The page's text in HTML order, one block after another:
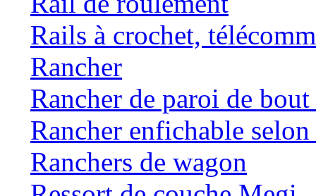
Rails à crochet,
Rancher
Rancher de paroi de
Rancher enfichable
Ranchers de wagon